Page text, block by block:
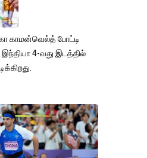
காமன்வெல்த் போட்டி
இந்தியா 4-வது இடத்தில்